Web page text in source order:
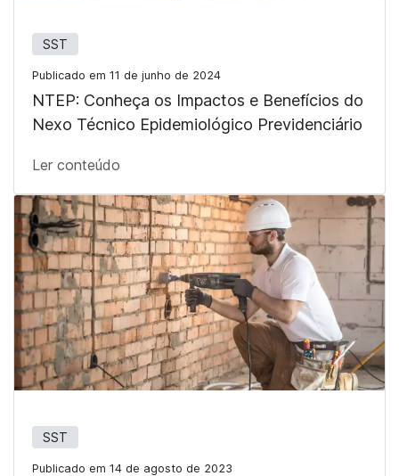
SST
Publicado em 11 de junho de 2024
NTEP: Conheça os Impactos e Benefícios do
Nexo Técnico Epidemiológico Previdenciário
Ler conteúdo
SST
Publicado em 14 de agosto de 2023